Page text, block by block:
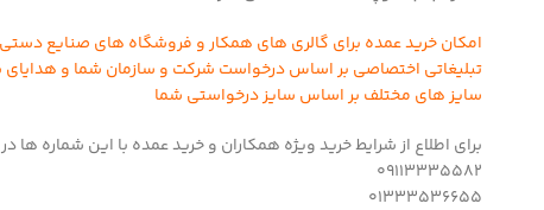
امکان خرید عمده برای گالری های همکار و فروشگاه های صنایع
تبلیغاتی اختصاصی بر اساس درخواست شرکت و سازمان شما و
سایز های مختلف بر اساس سایز درخواستی شما
برای اطلاع از شرایط خرید ویژه همکاران و خرید عمده با این شماره ها
09113335582
01333536655